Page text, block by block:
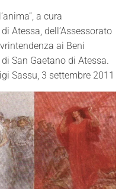
a cura
Atessa, dell’Assessorato
ai Beni
San Gaetano di Atessa.
Sassu, 3 settembre 2011